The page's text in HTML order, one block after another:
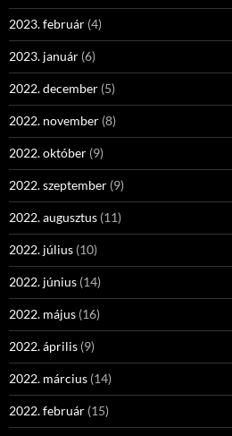
2023. február (4)
2023. január (6)
2022. december (5)
2022. november (8)
2022. október (9)
2022. szeptember (9)
2022. augusztus (11)
2022. július (10)
2022. június (14)
2022. május (16)
2022. április (9)
2022. március (14)
2022. február (15)